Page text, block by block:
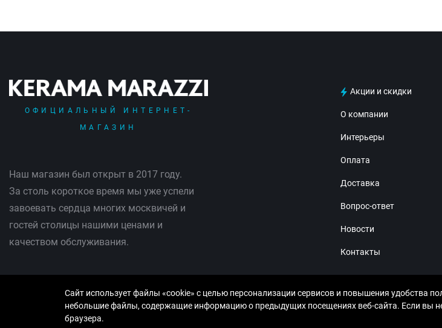
ОФИЦИАЛЬНЫЙ ИНТЕРНЕТ-
МАГАЗИН
Наш магазин был открыт в 2017 году.
За столь короткое время мы уже успели
завоевать сердца многих москвичей и
гостей столицы нашими ценами и
качеством обслуживания.
Акции и скидки
О компании
Интерьеры
Оплата
Доставка
Вопрос-ответ
Новости
Контакты
© Copyright 2013-2026 KERAMA MARAZZI, ООО «Рутайл»
Сайт использует файлы «cookie» с целью персонализации сервисов и повышения удобства
небольшие файлы, содержащие информацию о предыдущих посещениях веб-сайта. Если вы
браузера.